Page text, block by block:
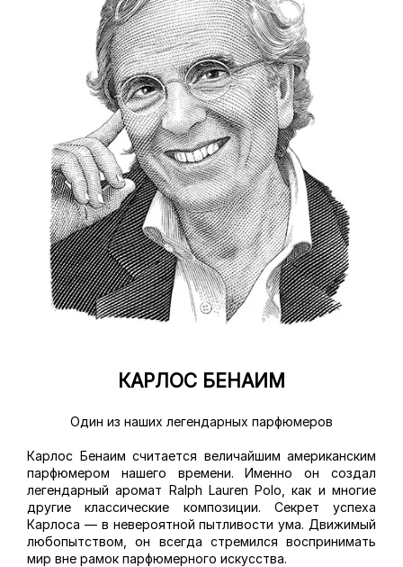
КАРЛОС БЕНАИМ
Один из наших легендарных парфюмеров
Карлос Бенаим считается величайшим американским
парфюмером нашего времени. Именно он создал
легендарный аромат Ralph Lauren Polo, как и многие
другие классические композиции. Секрет успеха
Карлоса — в невероятной пытливости ума. Движимый
любопытством, он всегда стремился воспринимать
мир вне рамок парфюмерного искусства.